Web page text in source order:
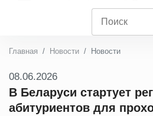
Главная Новости Новости
08.06.2026
В Беларуси стартует
абитуриентов для